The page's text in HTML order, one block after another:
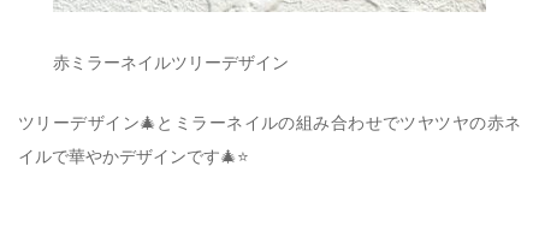
赤ミラーネイルツリーデザイン
ツリーデザイン🎄とミラーネイルの組み合わせでツヤツヤの赤ネ
イルで華やかデザインです🎄⭐️